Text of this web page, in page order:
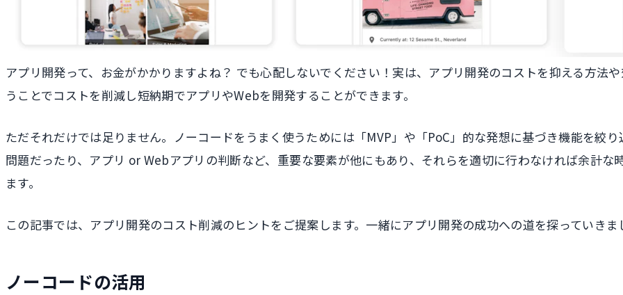
アプリ開発って、お金がかかりますよね？ でも心配しないでください！実は、アプリ開発のコストを抑える方法
うことでコストを削減し短納期でアプリやWebを開発することができます。
ただそれだけでは足りません。ノーコードをうまく使うためには「MVP」や「PoC」的な発想に基づき機能を絞
問題だったり、アプリ or Webアプリの判断など、重要な要素が他にもあり、それらを適切に行わなければ余計
ます。
この記事では、アプリ開発のコスト削減のヒントをご提案します。一緒にアプリ開発の成功への道を探っていきま
ノーコードの活用